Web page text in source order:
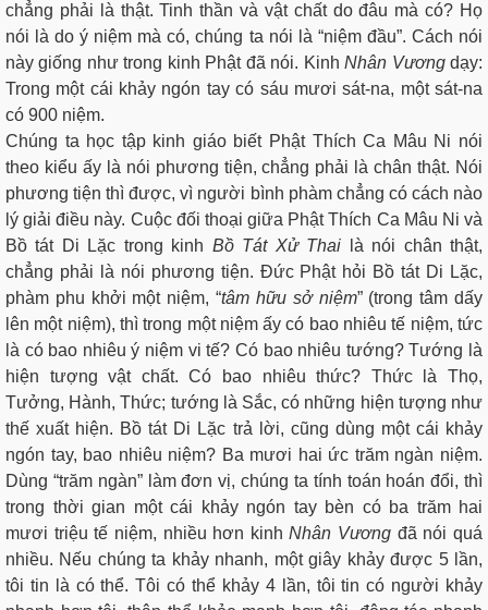
chẳng phải là thật. Tinh thần và vật chất do đâu mà có? Họ
nói là do ý niệm mà có, chúng ta nói là “niệm đầu”. Cách nói
này giống như trong kinh Phật đã nói. KinhNhân Vươngdạy:
Trong một cái khảy ngón tay có sáu mươi sát-na, một sát-na
có 900 niệm.
Chúng ta học tập kinh giáo biết Phật Thích Ca Mâu Ni nói
theo kiểu ấy là nói phương tiện, chẳng phải là chân thật. Nói
phương tiện thì được, vì người bình phàm chẳng có cách nào
lý giải điều này. Cuộc đối thoại giữa Phật Thích Ca Mâu Ni và
Bồ tát Di Lặc trong kinh Bồ Tát Xử Thai
là nói chân thật,
chẳng phải là nói phương tiện. Đức Phật hỏi Bồ tát Di Lặc,
phàm phu khởi một niệm, “tâm hữu sở niệm” (trong tâm dấy
lên một niệm), thì trong một niệm ấy có bao nhiêu tế niệm, tức
là có bao nhiêu ý niệm vi tế? Có bao nhiêu tướng? Tướng là
hiện tượng vật chất. Có bao nhiêu thức? Thức là Thọ,
Tưởng, Hành, Thức; tướng là Sắc, có những hiện tượng như
thế xuất hiện. Bồ tát Di Lặc trả lời, cũng dùng một cái khảy
ngón tay, bao nhiêu niệm? Ba mươi hai ức trăm ngàn niệm.
Dùng “trăm ngàn” làm đơn vị, chúng ta tính toán hoán đổi, thì
trong thời gian một cái khảy ngón tay bèn có ba trăm hai
mươi triệu tế niệm, nhiều hơn kinhNhân Vương đã nói quá
nhiều. Nếu chúng ta khảy nhanh, một giây khảy được 5 lần,
tôi tin là có thể. Tôi có thể khảy 4 lần, tôi tin có người khảy